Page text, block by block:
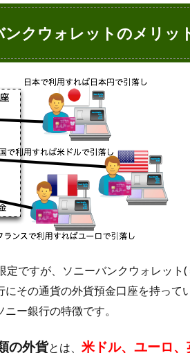
ンクウォレットのメリッ
定ですが、ソニーバンクウォレッ
にその通貨の外貨預金口座を持っ
ニー銀行の特徴です。
の外貨とは、 米ドル、ユーロ、